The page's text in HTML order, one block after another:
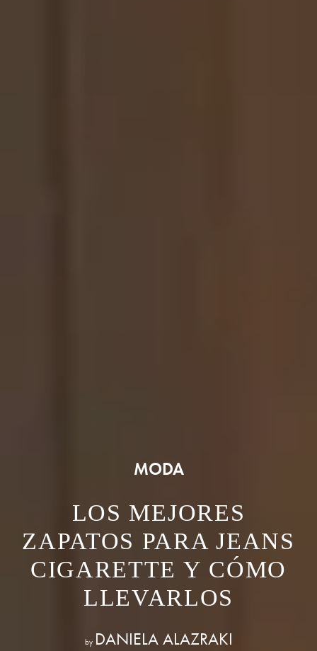
MODA
LOS MEJORES
ZAPATOS PARA JEANS
CIGARETTE Y CÓMO
LLEVARLOS
by DANIELA ALAZRAKI